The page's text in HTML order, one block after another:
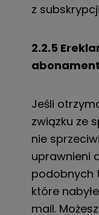
z
2.2.5 E
Jeśli
związku ze
nie
uprawnieni
podobnych
które
mail.